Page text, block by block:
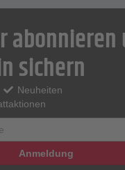
abonnieren
sichern
Neuheiten
Anmeldung